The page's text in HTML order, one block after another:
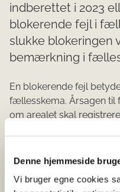
Denne hjemmeside
Vi bruger egne cookies
indberettet i 2023
blokerende fejl i
slukke blokeringen
bemærkning i
En blokerende fejl
fællesskema. Årsagen til
om arealet skal
høringsbrev.